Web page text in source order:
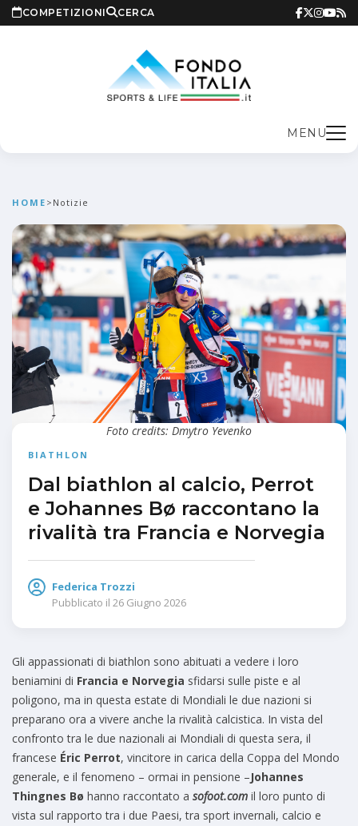
COMPETIZIONI CERCA
MENU
HOME > Notizie
BIATHLON
Dal biathlon al calcio, Perrot
e Johannes Bø raccontano la
rivalità tra Francia e Norvegia
Federica Trozzi
Pubblicato il 26 Giugno 2026
Foto credits: Dmytro Yevenko
Gli appassionati di biathlon sono abituati a vedere i loro
beniamini di Francia e Norvegia sfidarsi sulle piste e al
poligono, ma in questa estate di Mondiali le due nazioni si
preparano ora a vivere anche la rivalità calcistica. In vista del
confronto tra le due nazionali ai Mondiali di questa sera, il
francese Éric Perrot, vincitore in carica della Coppa del Mondo
generale, e il fenomeno – ormai in pensione –Johannes
Thingnes Bø hanno raccontato a sofoot.com il loro punto di
vista sul rapporto tra i due Paesi, tra sport invernali, calcio e